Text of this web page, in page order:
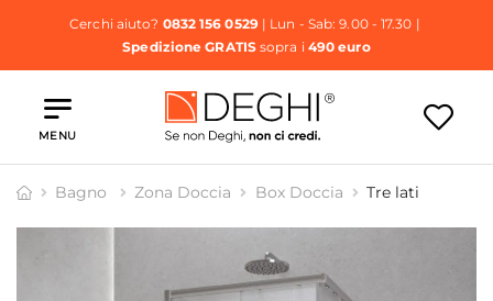
Cerchi aiuto? 0832 156 0529| Lun - Sab: 9.00 - 17.30 |
Spedizione GRATISsopra i 490 euro
MENU
Bagno Zona Doccia Box Doccia Tre lati